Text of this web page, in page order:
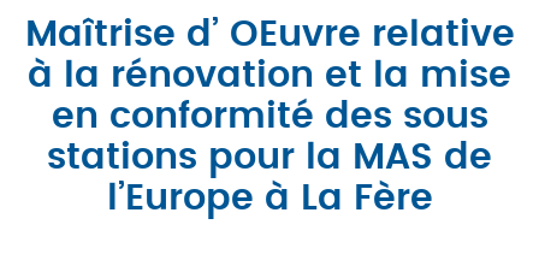
Maîtrise d’ OEuvre relative
à la rénovation et la mise
en conformité des sous
stations pour la MAS de
l’Europe à La Fère